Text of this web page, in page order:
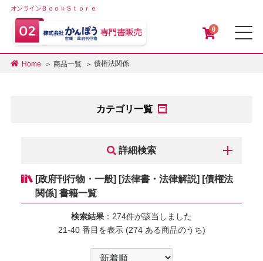
オンラインＢｏｏｋＳｔｏｒｅ
0
Home 商品一覧 債権法関係
カテゴリ一覧
詳細検索
[政府刊行物・一般] [法律書・法律解説] [債権法
関係] 書籍一覧
検索結果 ：274件が該当しました
21-40 番目を表示 (274 ある商品のうち)